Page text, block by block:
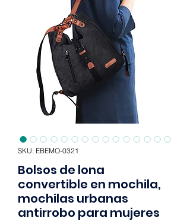
SKU: EBEMO-0321
Bolsos de lona
convertible en mochila,
mochilas urbanas
antirrobo para mujeres